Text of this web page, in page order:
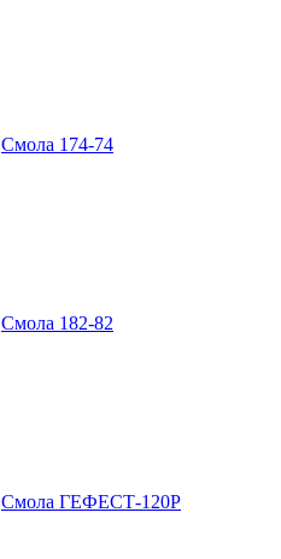
Смола 174-74
Смола 182-82
Смола ГЕФЕСТ-120Р